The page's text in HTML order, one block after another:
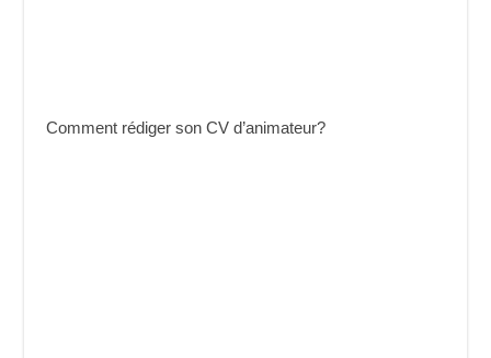
Comment rédiger son CV d’animateur?